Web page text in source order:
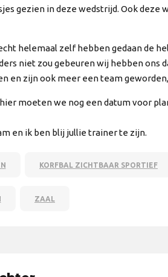
gezien in deze wedstrijd. Ook
helemaal zelf hebben gedaan de
niet zou gebeuren wij hebben ons
en zijn ook meer een team
moeten we nog een datum voor
en ik ben blij jullie trainer te zijn.
KORFBAL ZICHTBAAR SPORTIEF
ZAAL